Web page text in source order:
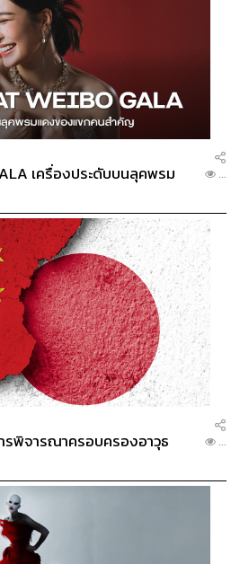
เครื่องประดับบนลุคพรม
...
พิจารณาครอบครองอาวุธ
...